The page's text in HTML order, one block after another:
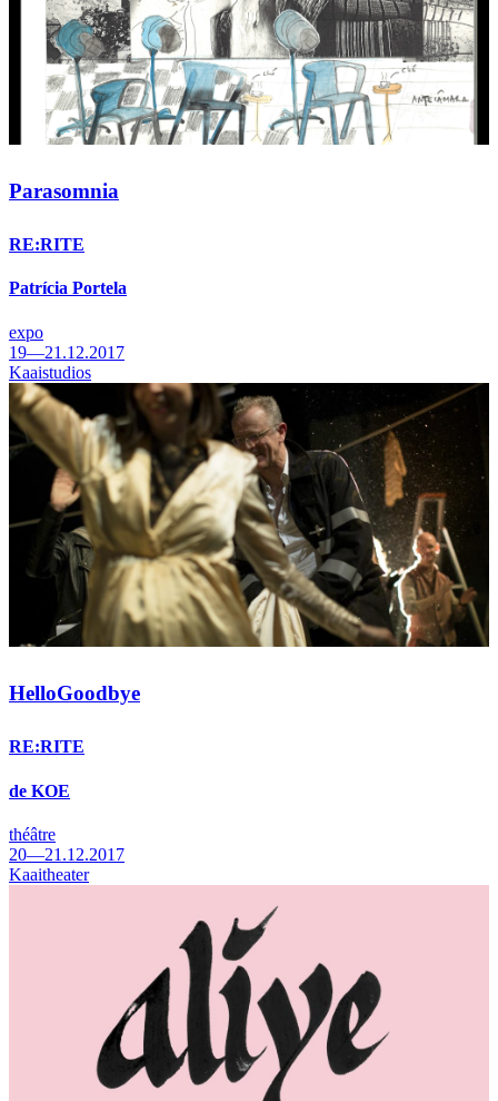
Parasomnia
RE:RITE
Patrícia Portela
expo
19—21.12.2017
Kaaistudios
HelloGoodbye
RE:RITE
de KOE
théâtre
20—21.12.2017
Kaaitheater